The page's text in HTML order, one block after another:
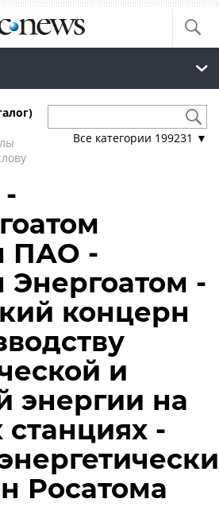
Все категории 199231 ▼
ПАО -
Энергоатом -
концерн
и
энергии на
-
Росатома